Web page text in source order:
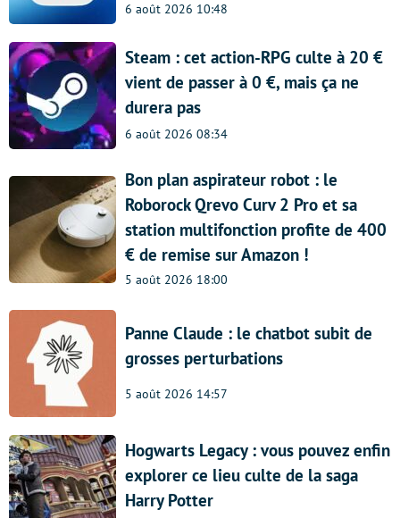
6 août 2026 10:48
Steam : cet action-RPG culte à 20 €
vient de passer à 0 €, mais ça ne
durera pas
6 août 2026 08:34
Bon plan aspirateur robot : le
Roborock Qrevo Curv 2 Pro et sa
station multifonction profite de 400
€ de remise sur Amazon !
5 août 2026 18:00
Panne Claude : le chatbot subit de
grosses perturbations
5 août 2026 14:57
Hogwarts Legacy : vous pouvez enfin
explorer ce lieu culte de la saga
Harry Potter